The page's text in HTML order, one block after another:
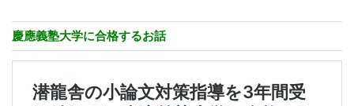
慶應義塾大学に合格するお話